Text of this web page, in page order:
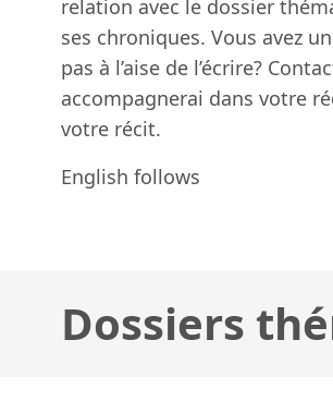
relation avec le dossier
ses chroniques. Vous avez
pas à l’aise de l’écrire?
accompagnerai dans votre
votre récit.
English follows
Dossiers